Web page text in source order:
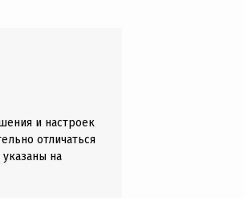
и настроек
отличаться
на